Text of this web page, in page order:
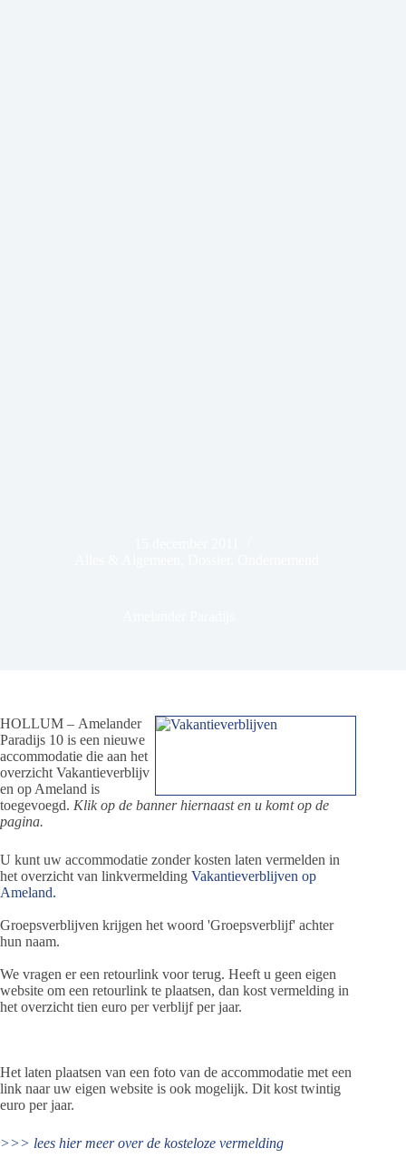
HOLLUM – Amelander
Paradijs 10 is een nieuwe
accommodatie die aan het
overzicht Vakantieverblijv
en op Ameland is
toegevoegd. Klik op de banner hiernaast en u komt op de
pagina.
U kunt uw accommodatie zonder kosten laten vermelden in
het overzicht van linkvermelding Vakantieverblijven op
Ameland.
Groepsverblijven krijgen het woord 'Groepsverblijf' achter
hun naam.
We vragen er een retourlink voor terug. Heeft u geen eigen
website om een retourlink te plaatsen, dan kost vermelding in
het overzicht tien euro per verblijf per jaar.
Het laten plaatsen van een foto van de accommodatie met een
link naar uw eigen website is ook mogelijk. Dit kost twintig
euro per jaar.
>>> lees hier meer over de kosteloze vermelding